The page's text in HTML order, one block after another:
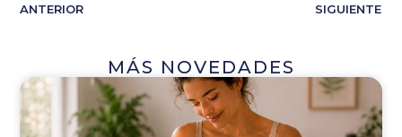
ANTERIOR SIGUIENTE
MÁS NOVEDADES